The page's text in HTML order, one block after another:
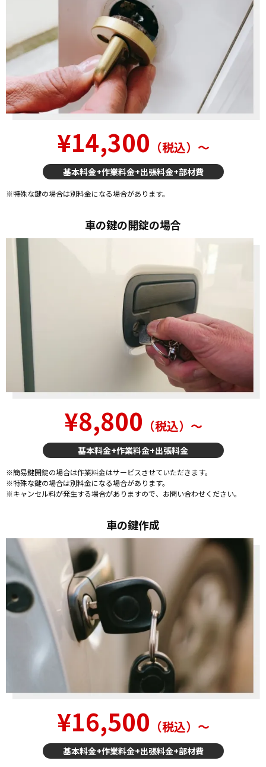
¥14,300 （税込）〜
基本料金+作業料金+出張料金+部材費
※特殊な鍵の場合は別料金になる場合があります。
車の鍵の開錠の場合
¥8,800 （税込）〜
基本料金+作業料金+出張料金
※簡易鍵開錠の場合は作業料金はサービスさせていただきます。
※特殊な鍵の場合は別料金になる場合があります。
※キャンセル料が発生する場合がありますので、お問い合わせください。
車の鍵作成
¥16,500 （税込）〜
基本料金+作業料金+出張料金+部材費